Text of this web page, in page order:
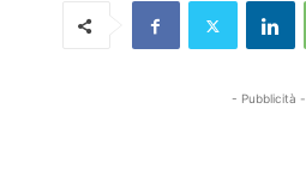
- Pubblicità -